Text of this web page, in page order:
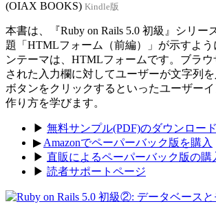
(OIAX BOOKS) Kindle版
本書は、『Ruby on Rails 5.0 初級』シリー
題「HTMLフォーム（前編）」が示すよう
ンテーマは、HTMLフォームです。ブラ
された入力欄に対してユーザーが文字列を
ボタンをクリックするといったユーザー
作り方を学びます。
▶ 無料サンプル(PDF)のダウンロード
▶ Amazonでペーパーバック版を購入
▶ 直販によるペーパーバック版の購
▶ 読者サポートページ